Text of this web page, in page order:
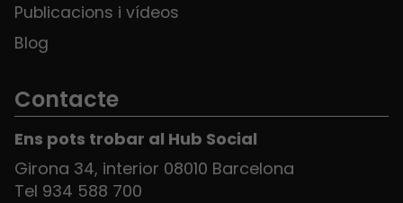
Publicacions i vídeos
Blog
Contacte
Ens pots trobar al Hub Social
Girona 34, interior 08010 Barcelona
Tel 934 588 700